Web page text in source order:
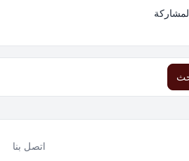
اتصل بنا